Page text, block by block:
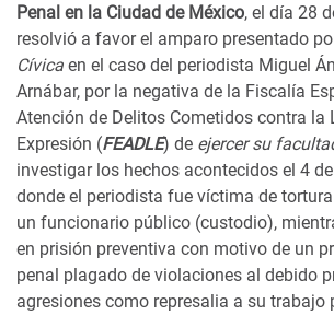
Penal en la Ciudad de México, el día 28
resolvió a favor el amparo presentado
Cívica en el caso del periodista Miguel
Arnábar, por la negativa de la Fiscalía
Atención de Delitos Cometidos contra la
Expresión (FEADLE) de ejercer su
investigar los hechos acontecidos el 4
donde el periodista fue víctima de
un funcionario público (custodio),
en prisión preventiva con motivo de un
penal plagado de violaciones al debido
agresiones como represalia a su trabajo